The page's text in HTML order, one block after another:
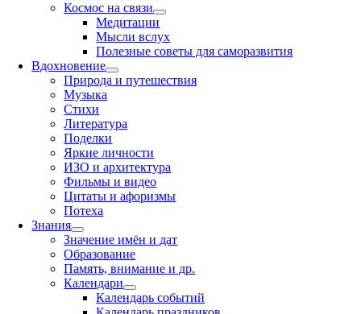
Космос на связи
Медитации
Мысли вслух
Полезные советы для саморазвития
Вдохновение
Природа и путешествия
Музыка
Стихи
Литература
Поделки
Яркие личности
ИЗО и архитектура
Фильмы и видео
Цитаты и афоризмы
Потеха
Знания
Значение имён и дат
Образование
Память, внимание и др.
Календари
Календарь событий